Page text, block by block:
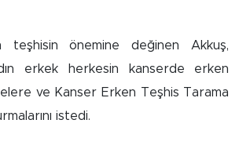
teşhisin önemine değinen Akkuş,
erkek herkesin kanserde erken
ve Kanser Erken Teşhis Tarama
istedi.